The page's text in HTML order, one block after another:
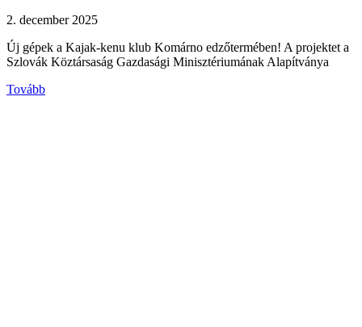
2. december 2025
Új gépek a Kajak-kenu klub Komárno edzőtermében! A projektet a
Szlovák Köztársaság Gazdasági Minisztériumának Alapítványa
Tovább